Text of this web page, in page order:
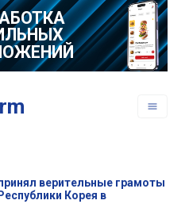
верительные грамоты
Корея в